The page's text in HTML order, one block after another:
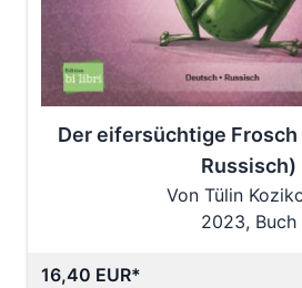
Der eifersüchtige
Russisch)
Von Tülin
2023, Buch
16,40 EUR